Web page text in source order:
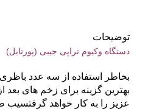
توضیحات
دستگاه وکیوم تراپی جیبی (پورتابل)
بخاطر استفاده از سه عدد
بهترین گزینه برای زخم های